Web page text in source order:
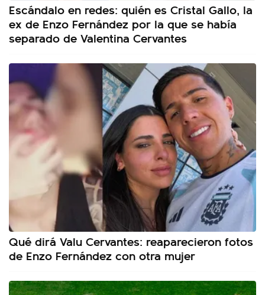
Escándalo en redes: quién es Cristal Gallo, la
ex de Enzo Fernández por la que se había
separado de Valentina Cervantes
Qué dirá Valu Cervantes: reaparecieron fotos
de Enzo Fernández con otra mujer